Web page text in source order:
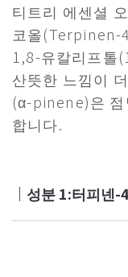
티트리 에센셜
코올(Terpinen-
1,8-유칼리프톨
산뜻한 느낌이
(α-pinene)은 점
합니다.
｜성분 1:터피